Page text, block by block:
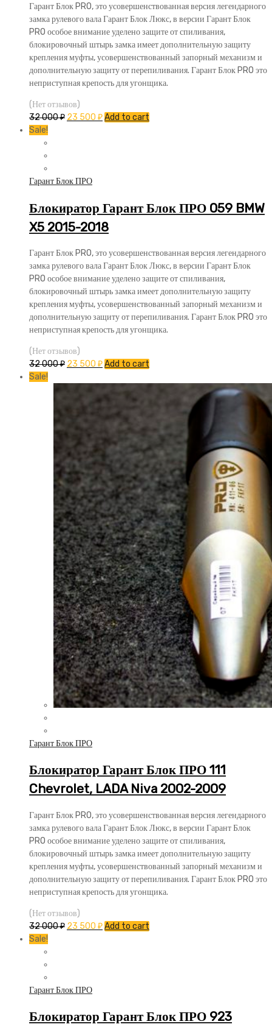
Гарант Блок PRO, это усовершенствованная версия легендарного
замка рулевого вала Гарант Блок Люкс, в версии Гарант Блок
PRO особое внимание уделено защите от спиливания,
блокировочный штырь замка имеет дополнительную защиту
крепления муфты, усовершенствованный запорный механизм и
дополнительную защиту от перепиливания. Гарант Блок PRO это
неприступная крепость для угонщика.
(Нет отзывов)
32 000₽ 23 500 ₽Add to cart
Sale!
Гарант Блок ПРО
Блокиратор Гарант Блок ПРО 059 BMW
X5 2015-2018
Гарант Блок PRO, это усовершенствованная версия легендарного
замка рулевого вала Гарант Блок Люкс, в версии Гарант Блок
PRO особое внимание уделено защите от спиливания,
блокировочный штырь замка имеет дополнительную защиту
крепления муфты, усовершенствованный запорный механизм и
дополнительную защиту от перепиливания. Гарант Блок PRO это
неприступная крепость для угонщика.
(Нет отзывов)
32 000₽ 23 500 ₽Add to cart
Sale!
Гарант Блок ПРО
Блокиратор Гарант Блок ПРО 111
Chevrolet, LADA Niva 2002-2009
Гарант Блок PRO, это усовершенствованная версия легендарного
замка рулевого вала Гарант Блок Люкс, в версии Гарант Блок
PRO особое внимание уделено защите от спиливания,
блокировочный штырь замка имеет дополнительную защиту
крепления муфты, усовершенствованный запорный механизм и
дополнительную защиту от перепиливания. Гарант Блок PRO это
неприступная крепость для угонщика.
(Нет отзывов)
32 000₽ 23 500 ₽Add to cart
Sale!
Гарант Блок ПРО
Блокиратор Гарант Блок ПРО 923